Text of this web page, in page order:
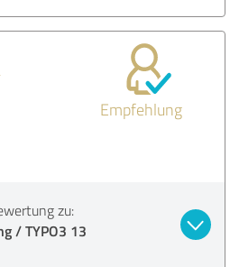
Empfehlung
zu:
/ TYPO3 13